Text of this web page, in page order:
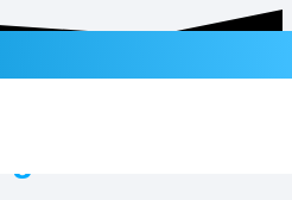
& DESINFEKTION
für